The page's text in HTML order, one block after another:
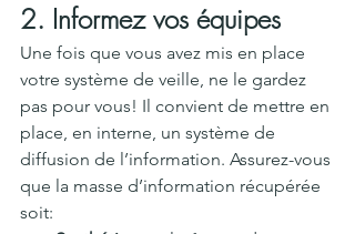
2. Informez vos équipes
Une fois que vous avez mis en place
votre système de veille, ne le gardez
pas pour vous! Il convient de mettre en
place, en interne, un système de
diffusion de l’information. Assurez-vous
que la masse d’information récupérée
soit: